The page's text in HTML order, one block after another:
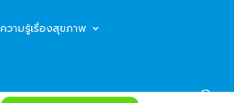
ความรู้เรื่องสุขภาพ